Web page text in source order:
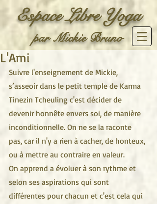
Espace Libre Yoga
par Mickie Bruno
L'Ami
Suivre l'enseignement de Mickie,
s’asseoir dans le petit temple de Karma
Tinezin Tcheuling c'est décider de
devenir honnête envers soi, de manière
inconditionnelle. On ne se la raconte
pas, car il n'y a rien à cacher, de honteux,
ou à mettre au contraire en valeur.
On apprend a évoluer à son rythme et
selon ses aspirations qui sont
différentes pour chacun et c'est cela qui